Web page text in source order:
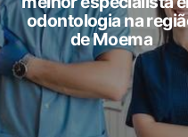
odontologia na
de Moema